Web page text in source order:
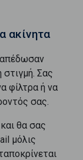
ακίνητα
απέδωσαν
στιγμή. Σας
φίλτρα ή να
σας.
θα σας
μόλις